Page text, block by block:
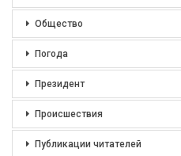
Общество
Погода
Президент
Происшествия
Публикации читателей